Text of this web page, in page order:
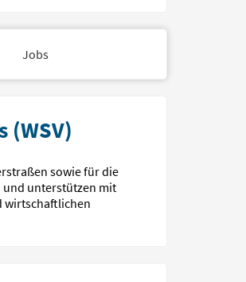
Jobs
sowie für die
und unterstützen mit
wirtschaftlichen